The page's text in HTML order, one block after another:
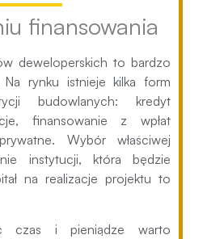
finansowania
deweloperskich to bardzo
Na rynku istnieje kilka form
budowlanych: kredyt
finansowanie z wpłat
Wybór właściwej
instytucji, która będzie
na realizacje projektu to
czas i pieniądze warto